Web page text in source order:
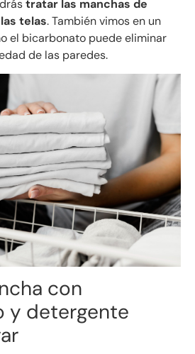
tratar las manchas de
telas. También vimos en un
el bicarbonato puede eliminar
de las paredes.
con
y detergente